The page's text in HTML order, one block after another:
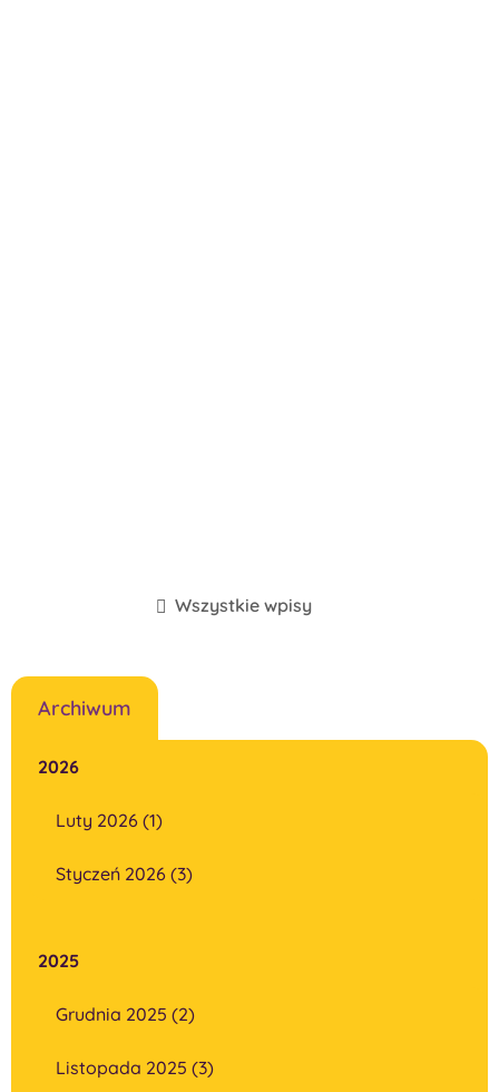
Wszystkie wpisy
Archiwum
2026
Luty 2026 (1)
Styczeń 2026 (3)
2025
Grudnia 2025 (2)
Listopada 2025 (3)